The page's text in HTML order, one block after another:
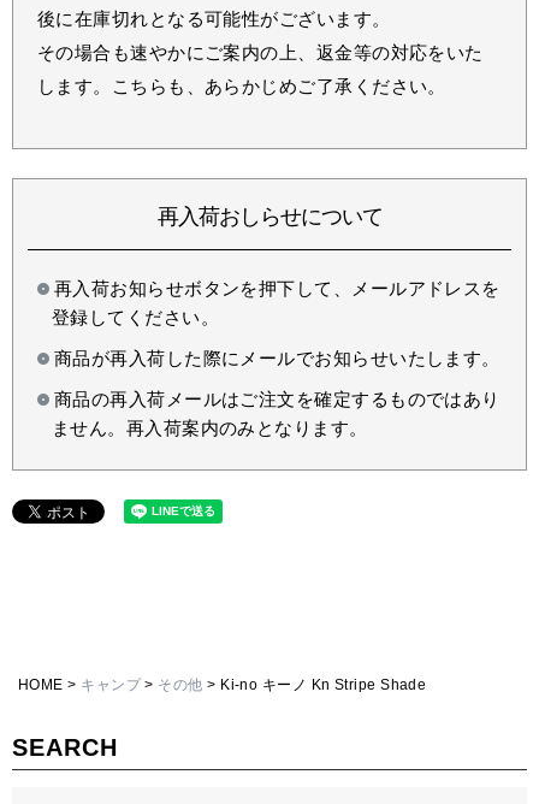
SEARCH
後に在庫切れとなる可能性がございます。
その場合も速やかにご案内の上、返金等の対応をいた
します。こちらも、あらかじめご了承ください。
再入荷おしらせについて
再入荷お知らせボタンを押下して、メールアドレスを
登録してください。
商品が再入荷した際にメールでお知らせいたします。
商品の再入荷メールはご注文を確定するものではあり
ません。再入荷案内のみとなります。
HOME キャンプ その他 Ki-no キーノ Kn Stripe Shade